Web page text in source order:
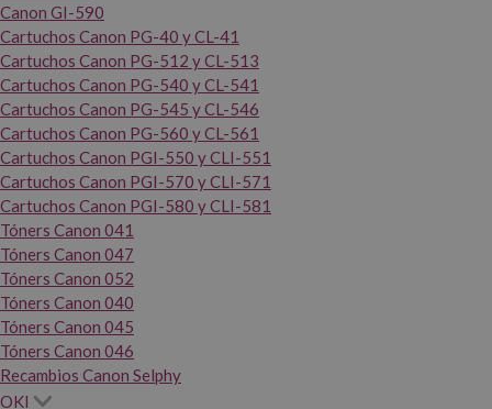
Canon GI-590
Cartuchos Canon PG-40 y CL-41
Cartuchos Canon PG-512 y CL-513
Cartuchos Canon PG-540 y CL-541
Cartuchos Canon PG-545 y CL-546
Cartuchos Canon PG-560 y CL-561
Cartuchos Canon PGI-550 y CLI-551
Cartuchos Canon PGI-570 y CLI-571
Cartuchos Canon PGI-580 y CLI-581
Tóners Canon 041
Tóners Canon 047
Tóners Canon 052
Tóners Canon 040
Tóners Canon 045
Tóners Canon 046
Recambios Canon Selphy
OKI